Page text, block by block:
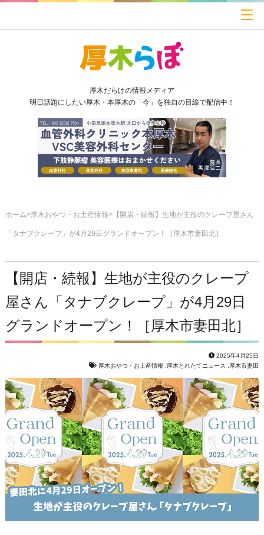
厚木だらけの情報メディア
明日話題にしたい厚木・本厚木の「今」を独自の目線で配信中！
ホーム 厚木おやつ・お土産情報 【開店・続報】生地が主役のクレープ屋さん
「タナブクレープ」が4月29日グランドオープン！［厚木市妻田北］
【開店・続報】生地が主役のクレープ
屋さん「タナブクレープ」が4月29日
グランドオープン！［厚木市妻田北］
2025年4月25日
厚木おやつ・お土産情報
厚木とれたてニュース 厚木市妻田